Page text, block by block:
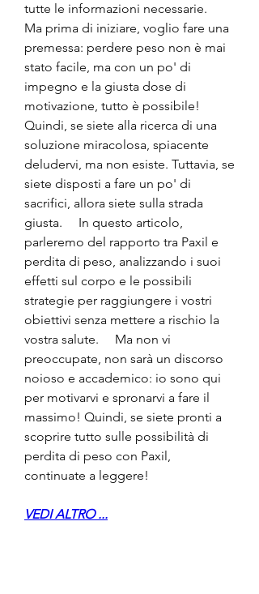
tutte le informazioni necessarie.
Ma prima di iniziare, voglio fare una
premessa: perdere peso non è mai
stato facile, ma con un po' di
impegno e la giusta dose di
motivazione, tutto è possibile!
Quindi, se siete alla ricerca di una
soluzione miracolosa, spiacente
deludervi, ma non esiste. Tuttavia, se
siete disposti a fare un po' di
sacrifici, allora siete sulla strada
giusta.     In questo articolo,
parleremo del rapporto tra Paxil e
perdita di peso, analizzando i suoi
effetti sul corpo e le possibili
strategie per raggiungere i vostri
obiettivi senza mettere a rischio la
vostra salute.     Ma non vi
preoccupate, non sarà un discorso
noioso e accademico: io sono qui
per motivarvi e spronarvi a fare il
massimo! Quindi, se siete pronti a
scoprire tutto sulle possibilità di
perdita di peso con Paxil,
continuate a leggere!
VEDI ALTRO ...